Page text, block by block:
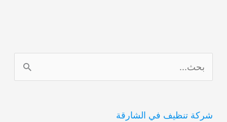
ل
ح
شركة تنظيف في الشارقة